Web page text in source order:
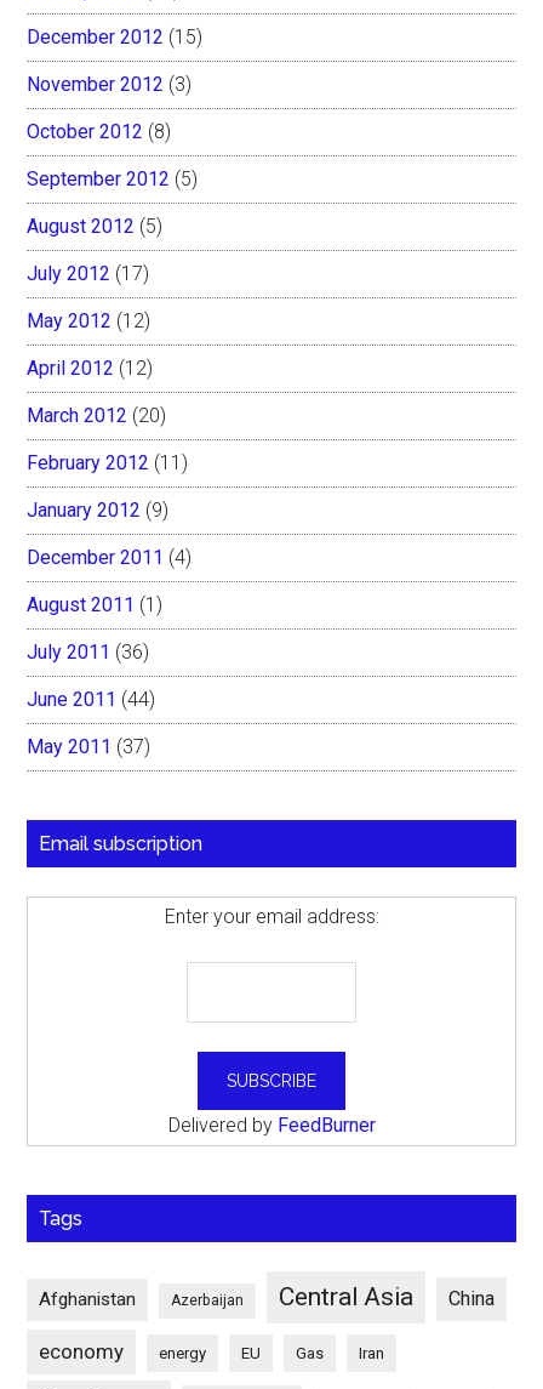
December 2012 (15)
November 2012 (3)
October 2012 (8)
September 2012 (5)
August 2012 (5)
July 2012 (17)
May 2012 (12)
April 2012 (12)
March 2012 (20)
February 2012 (11)
January 2012 (9)
December 2011 (4)
August 2011 (1)
July 2011 (36)
June 2011 (44)
May 2011 (37)
Email subscription
Enter your email address:
Delivered by FeedBurner
Tags
Afghanistan Azerbaijan Central Asia China
economy energy EU Gas Iran